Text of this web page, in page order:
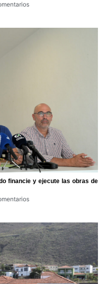
financie y ejecute las obras de